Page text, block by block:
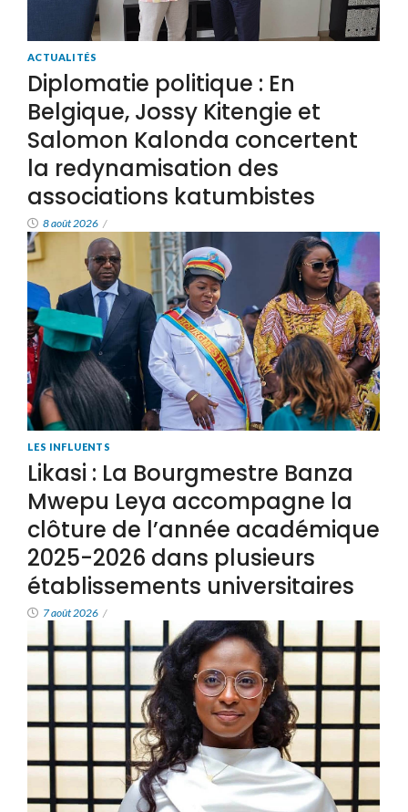
ACTUALITÉS
Diplomatie politique : En
Belgique, Jossy Kitengie et
Salomon Kalonda concertent
la redynamisation des
associations katumbistes
8 août 2026 /
LES INFLUENTS
Likasi : La Bourgmestre Banza
Mwepu Leya accompagne la
clôture de l’année académique
2025-2026 dans plusieurs
établissements universitaires
7 août 2026 /